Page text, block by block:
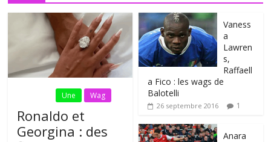
Une Wag
Ronaldo et
Georgina : des
Vaness
a
Lawren
s,
Raffaell
a Fico : les wags de
Balotelli
26 septembre 2016 1
Anara